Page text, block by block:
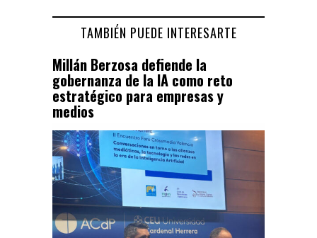
TAMBIÉN PUEDE INTERESARTE
Millán Berzosa defiende la
gobernanza de la IA como reto
estratégico para empresas y
medios